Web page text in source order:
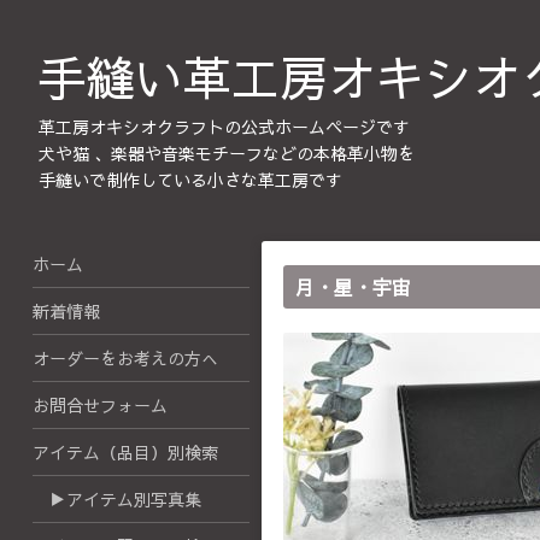
手縫い革工房オキシオ
革工房オキシオクラフトの公式ホームページです
犬や猫 、楽器や音楽モチーフなどの本格革小物を
手縫いで制作している小さな革工房です
月・星・宇宙
ホーム
新着情報
オーダーをお考えの方へ
お問合せフォーム
アイテム（品目）別検索
▶アイテム別写真集